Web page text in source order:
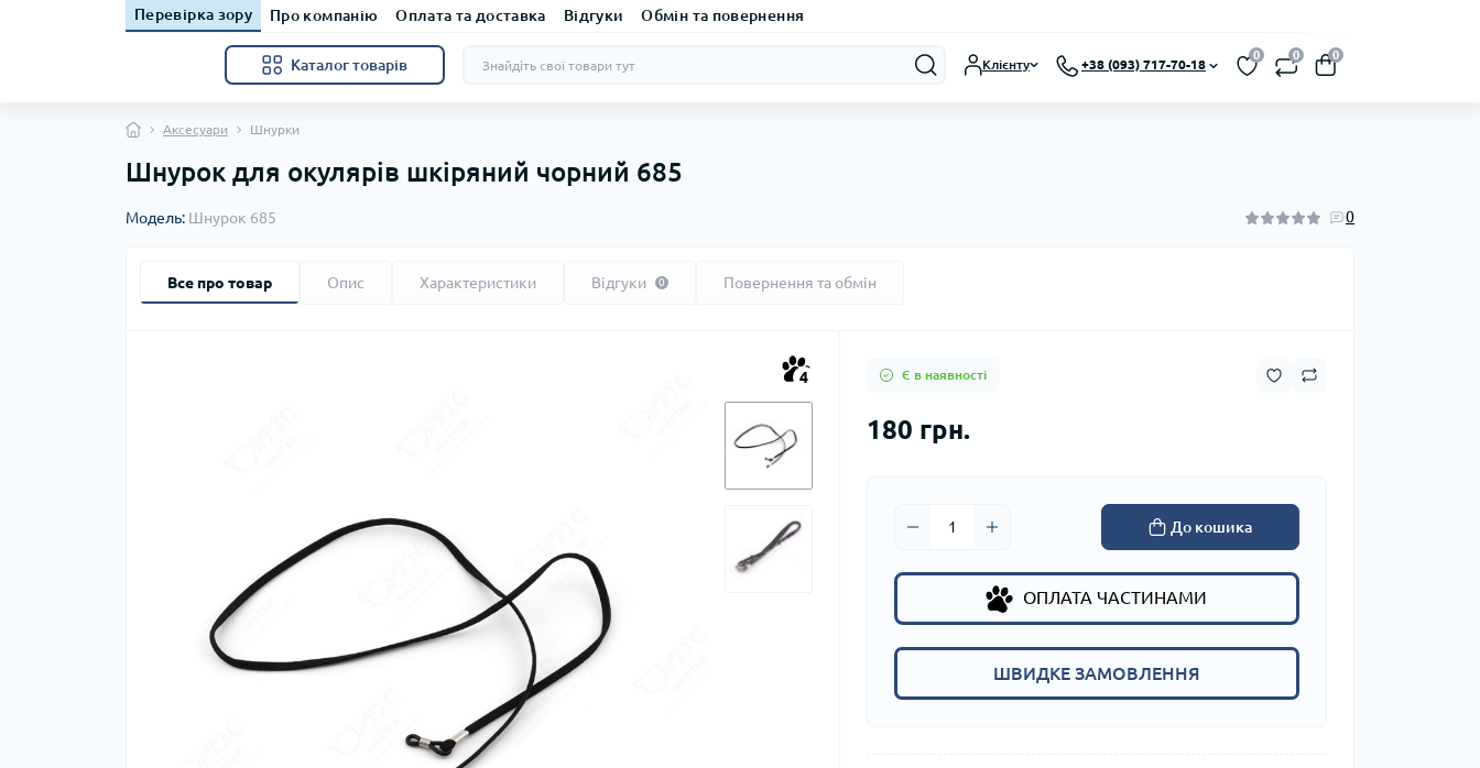
Перевірка зору Про компанію Оплата та доставка Відгуки Обмін та повернення
Каталог товарів Клієнту +38 (093) 717-70-18
0 0 0
Аксесуари Шнурки
Шнурок для окулярів шкіряний чорний 685
Модель: Шнурок 685 0
Все про товар Опис Характеристики Відгуки 0 Повернення та обмін
4 Є в наявності
180 грн.
До кошика
ОПЛАТА ЧАСТИНАМИ
ШВИДКЕ ЗАМОВЛЕННЯ